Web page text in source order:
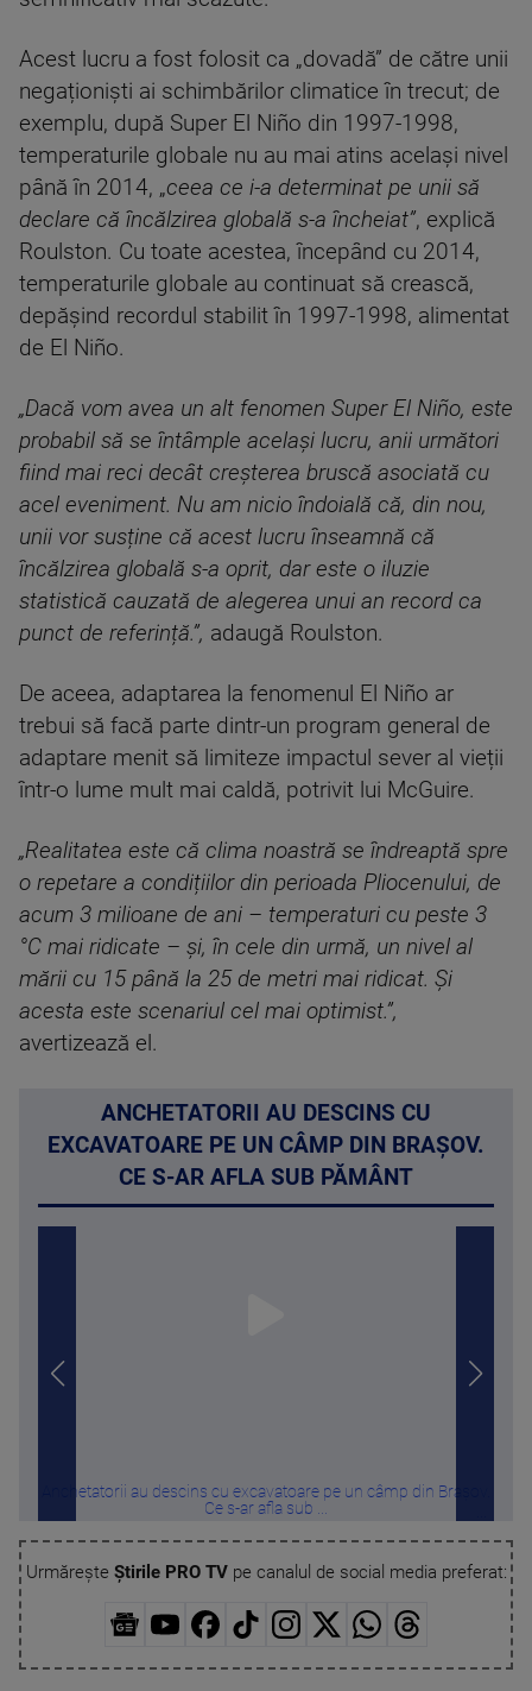
Acest lucru a fost folosit ca „dovadă” de către unii
negaționiști ai schimbărilor climatice în trecut; de
exemplu, după Super El Niño din 1997-1998,
temperaturile globale nu au mai atins același nivel
până în 2014, „ceea ce i-a determinat pe unii să
declare că încălzirea globală s-a încheiat”, explică
Roulston. Cu toate acestea, începând cu 2014,
temperaturile globale au continuat să crească,
depășind recordul stabilit în 1997-1998, alimentat
de El Niño.
„Dacă vom avea un alt fenomen Super El Niño, este
probabil să se întâmple același lucru, anii următori
fiind mai reci decât creșterea bruscă asociată cu
acel eveniment. Nu am nicio îndoială că, din nou,
unii vor susține că acest lucru înseamnă că
încălzirea globală s-a oprit, dar este o iluzie
statistică cauzată de alegerea unui an record ca
punct de referință.”, adaugă Roulston.
De aceea, adaptarea la fenomenul El Niño ar
trebui să facă parte dintr-un program general de
adaptare menit să limiteze impactul sever al vieții
într-o lume mult mai caldă, potrivit lui McGuire.
„Realitatea este că clima noastră se îndreaptă spre
o repetare a condițiilor din perioada Pliocenului, de
acum 3 milioane de ani – temperaturi cu peste 3
°C mai ridicate – și, în cele din urmă, un nivel al
mării cu 15 până la 25 de metri mai ridicat. Și
acesta este scenariul cel mai optimist.”,
avertizează el.
ANCHETATORII AU DESCINS CU
EXCAVATOARE PE UN CÂMP DIN BRAȘOV.
CE S-AR AFLA SUB PĂMÂNT
Anchetatorii au descins cu excavatoare pe un câmp din Brașov.
Ce s-ar afla sub ...
Urmărește Știrile PRO TVpe canalul de social media preferat: